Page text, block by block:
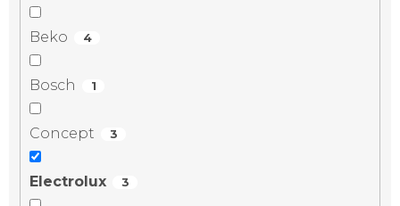
Beko 4
Bosch 1
Concept 3
Electrolux 3